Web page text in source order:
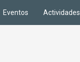
Eventos Actividades